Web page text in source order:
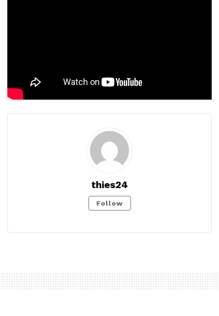
thies24
Follow